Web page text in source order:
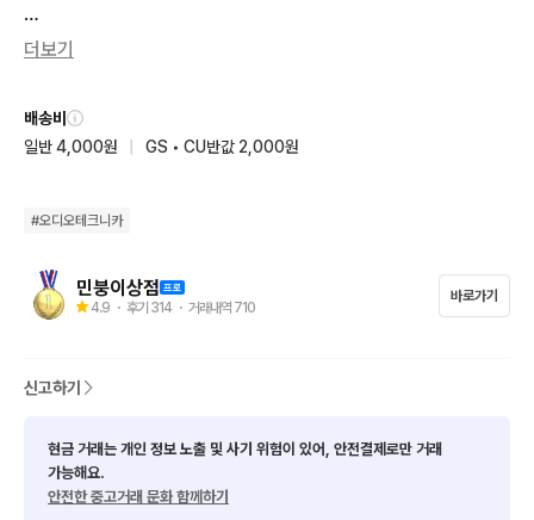
🔎 이어폰은 중고 상품이지만 내/외부 깔끔하게 닦아놓아서 생활
🔎 충전은 C핀 가능합니다.
💬 궁금한 점 있으시면 언제든지 문의주세요 💬
더보기
배송비
일반 4,000원
GS • CU반값 2,000원
#오디오테크니카
민붕이상점
4.9 ・ 후기 314 ・ 거래내역 710
바로가기
신고하기
현금 거래는 개인 정보 노출 및 사기 위험이 있어, 안전결제로만 거래
가능해요.
안전한 중고거래 문화 함께하기